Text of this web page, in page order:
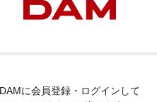
DAMに会員登録・ログインして